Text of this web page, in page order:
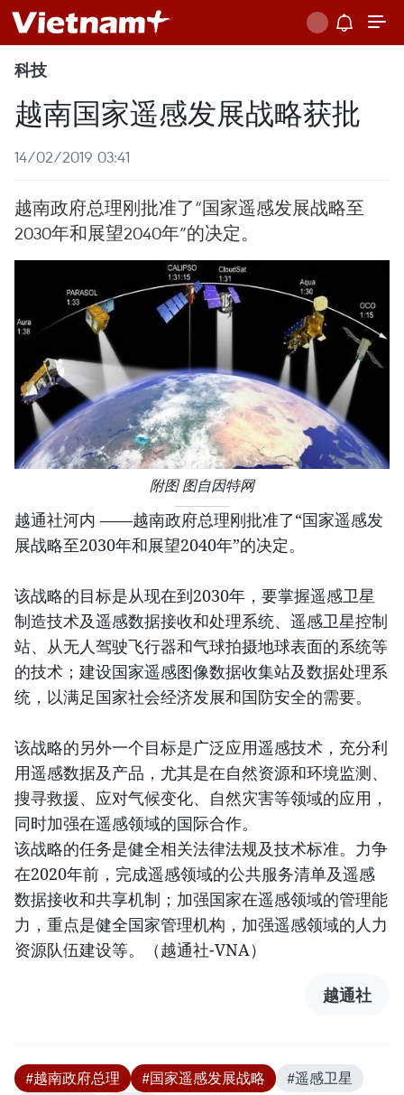
科技
越南国家遥感发展战略获批
14/02/2019 03:41
越南政府总理刚批准了“国家遥感发展战略至
2030年和展望2040年”的决定。
附图 图自因特网
越通社河内 ——越南政府总理刚批准了“国家遥感发
展战略至2030年和展望2040年”的决定。
该战略的目标是从现在到2030年，要掌握遥感卫星
制造技术及遥感数据接收和处理系统、遥感卫星控制
站、从无人驾驶飞行器和气球拍摄地球表面的系统等
的技术；建设国家遥感图像数据收集站及数据处理系
统，以满足国家社会经济发展和国防安全的需要。
该战略的另外一个目标是广泛应用遥感技术，充分利
用遥感数据及产品，尤其是在自然资源和环境监测、
搜寻救援、应对气候变化、自然灾害等领域的应用，
同时加强在遥感领域的国际合作。
该战略的任务是健全相关法律法规及技术标准。力争
在2020年前，完成遥感领域的公共服务清单及遥感
数据接收和共享机制；加强国家在遥感领域的管理能
力，重点是健全国家管理机构，加强遥感领域的人力
资源队伍建设等。（越通社-VNA）
越通社
#越南政府总理 #国家遥感发展战略
#遥感卫星